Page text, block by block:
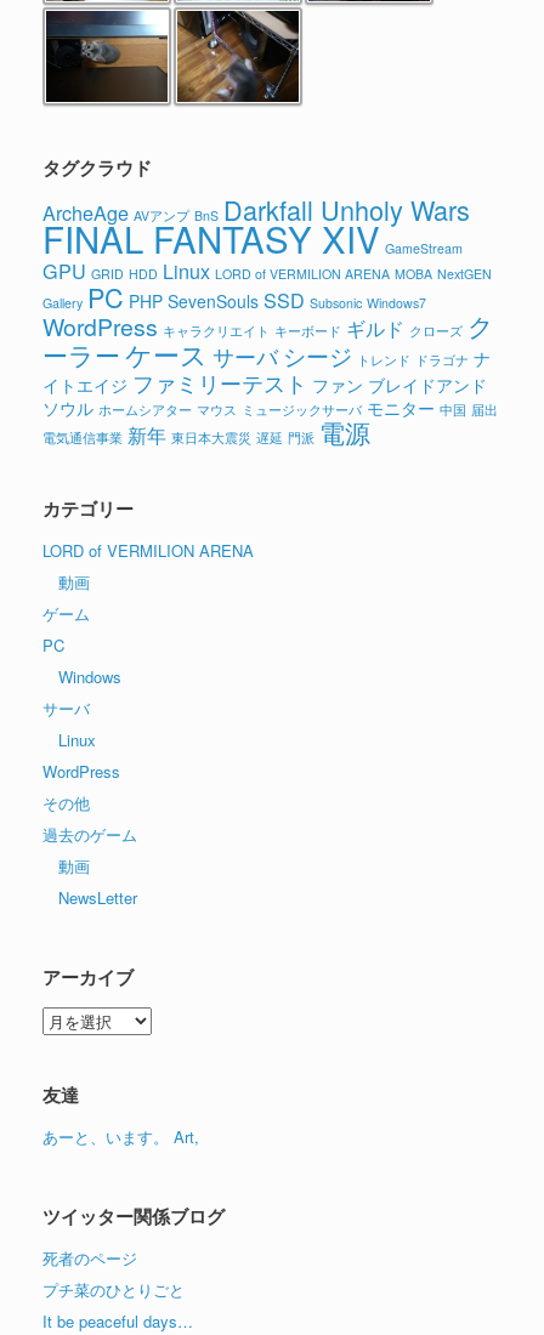
タグクラウド
ArcheAge AVアンプ BnS Darkfall Unholy Wars
FINAL FANTASY XIV GameStream
GPU GRID HDD Linux LORD of VERMILION ARENA MOBA NextGEN
Gallery PC PHP SevenSouls SSD Subsonic Windows7
WordPress キャラクリエイト キーボード ギルド クローズ ク
ーラーケース サーバ シージ トレンド ドラゴナ ナ
イトエイジ ファミリーテスト ファン ブレイドアンド
ソウル ホームシアター マウス ミュージックサーバ モニター 中国 届出
電気通信事業 新年 東日本大震災 遅延 門派 電源
カテゴリー
LORD of VERMILION ARENA
動画
ゲーム
PC
Windows
サーバ
Linux
WordPress
その他
過去のゲーム
動画
NewsLetter
アーカイブ
ア
ー
イ
ブ
友達
あーと、います。 Art,
ツイッター関係ブログ
死者のページ
プチ菜のひとりごと
It be peaceful days…